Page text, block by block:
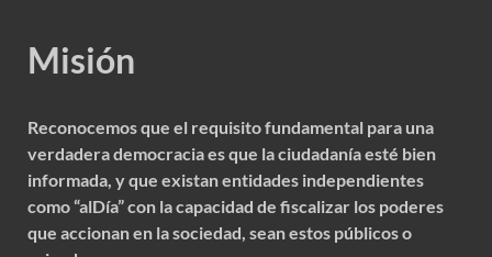
Misión
Reconocemos que el requisito fundamental para una
verdadera democracia es que la ciudadanía esté bien
informada, y que existan entidades independientes
como “alDía” con la capacidad de fiscalizar los poderes
que accionan en la sociedad, sean estos públicos o